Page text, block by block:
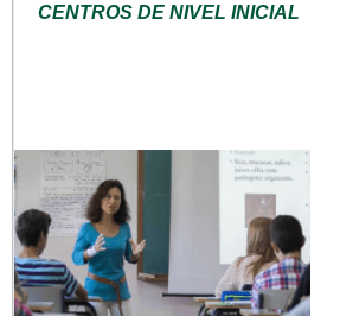
CENTROS DE NIVEL INICIAL